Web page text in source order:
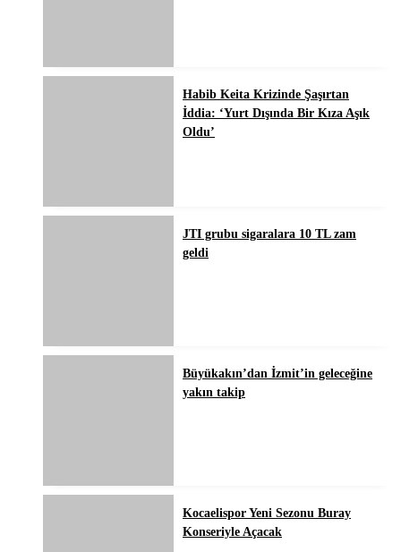
Habib Keita Krizinde Şaşırtan
İddia: ‘Yurt Dışında Bir Kıza Aşık
Oldu’
JTI grubu sigaralara 10 TL zam
geldi
Büyükakın’dan İzmit’in geleceğine
yakın takip
Kocaelispor Yeni Sezonu Buray
Konseriyle Açacak